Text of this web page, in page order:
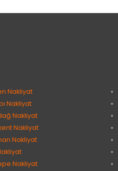
Nakliyat
Nakliyat
Nakliyat
Nakliyat
Nakliyat
Nakliyat